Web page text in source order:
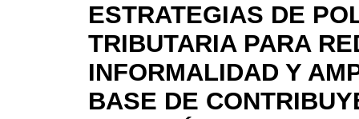
ESTRATEGIAS DE
TRIBUTARIA PARA
INFORMALIDAD Y
BASE DE